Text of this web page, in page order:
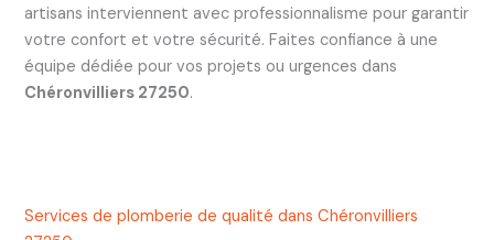
artisans interviennent avec professionnalisme pour garantir
votre confort et votre sécurité. Faites confiance à une
équipe dédiée pour vos projets ou urgences dans
Chéronvilliers 27250.
Services de plomberie de qualité dans Chéronvilliers